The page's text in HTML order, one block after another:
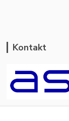
Kontakt